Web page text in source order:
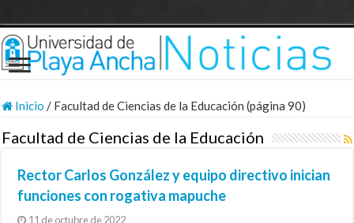
Inicio / Facultad de Ciencias de la Educación (página 90)
Facultad de Ciencias de la Educación
Rector Carlos González y equipo directivo inician
funciones con rogativa mapuche
11 de octubre de 2022